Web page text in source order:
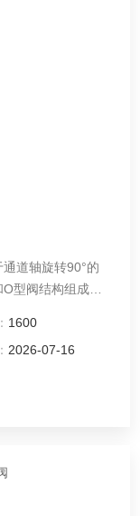
道轴旋转90°的
型阀结构组成，
压信号的输入输
）及单相电源即
、性能可靠、配
，
1600
2026-07-16